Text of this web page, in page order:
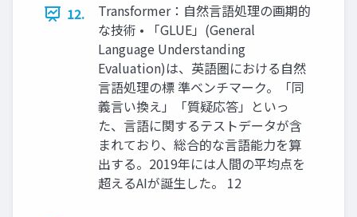
12.
Transformer：自然言語処理の画期的
な技術 • 「GLUE」(General
Language Understanding
Evaluation)は、英語圏における自然
言語処理の標 準ベンチマーク。「同
義言い換え」「質疑応答」といっ
た、言語に関するテストデータが含
まれており、総合的な言語能力を算
出する。2019年には人間の平均点を
超えるAIが誕生した。 12